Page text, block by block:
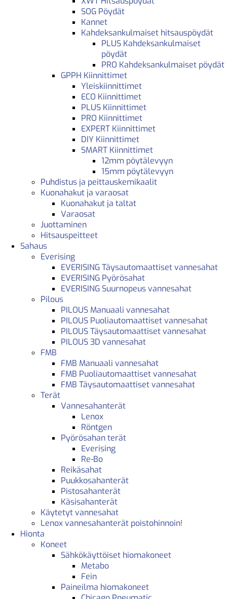
SOG Pöydät
Kannet
Kahdeksankulmaiset hitsauspöydät
PLUS Kahdeksankulmaiset
pöydät
PRO Kahdeksankulmaiset pöydät
GPPH Kiinnittimet
Yleiskiinnittimet
ECO Kiinnittimet
PLUS Kiinnittimet
PRO Kiinnittimet
EXPERT Kiinnittimet
DIY Kiinnittimet
SMART Kiinnittimet
12mm pöytälevyyn
15mm pöytälevyyn
Puhdistus ja peittauskemikaalit
Kuonahakut ja varaosat
Kuonahakut ja taltat
Varaosat
Juottaminen
Hitsauspeitteet
Sahaus
Everising
EVERISING Täysautomaattiset vannesahat
EVERISING Pyörösahat
EVERISING Suurnopeus vannesahat
Pilous
PILOUS Manuaali vannesahat
PILOUS Puoliautomaattiset vannesahat
PILOUS Täysautomaattiset vannesahat
PILOUS 3D vannesahat
FMB
FMB Manuaali vannesahat
FMB Puoliautomaattiset vannesahat
FMB Täysautomaattiset vannesahat
Terät
Vannesahanterät
Lenox
Röntgen
Pyörösahan terät
Everising
Re-Bo
Reikäsahat
Puukkosahanterät
Pistosahanterät
Käsisahanterät
Käytetyt vannesahat
Lenox vannesahanterät poistohinnoin!
Hionta
Koneet
Sähkökäyttöiset hiomakoneet
Metabo
Fein
Paineilma hiomakoneet